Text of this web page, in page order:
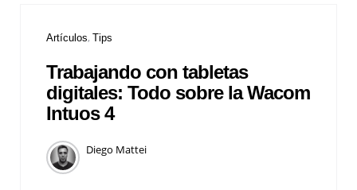
Artículos Tips
Trabajando con tabletas
digitales: Todo sobre la Wacom
Intuos 4
Diego Mattei